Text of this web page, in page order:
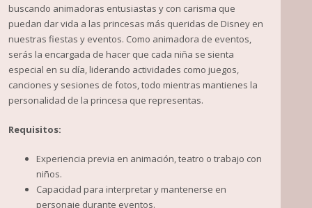
buscando animadoras entusiastas y con carisma que
puedan dar vida a las princesas más queridas de Disney en
nuestras fiestas y eventos. Como animadora de eventos,
serás la encargada de hacer que cada niña se sienta
especial en su día, liderando actividades como juegos,
canciones y sesiones de fotos, todo mientras mantienes la
personalidad de la princesa que representas.
Requisitos:
Experiencia previa en animación, teatro o trabajo con
niños.
Capacidad para interpretar y mantenerse en
personaje durante eventos.